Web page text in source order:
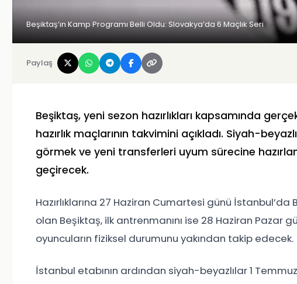
Beşiktaş’ın Kamp Programı Belli Oldu: Slovakya’da 6 Maçlık Seri
Paylaş
Beşiktaş, yeni sezon hazırlıkları kapsamında
hazırlık maçlarının takvimini açıkladı. Siyah-
görmek ve yeni transferleri uyum sürecine
geçirecek.
Hazırlıklarına 27 Haziran Cumartesi günü
olan Beşiktaş, ilk antrenmanını ise 28 Haziran Pazar
oyuncuların fiziksel durumunu yakından takip edecek.
İstanbul etabının ardından siyah-beyazlılar 1